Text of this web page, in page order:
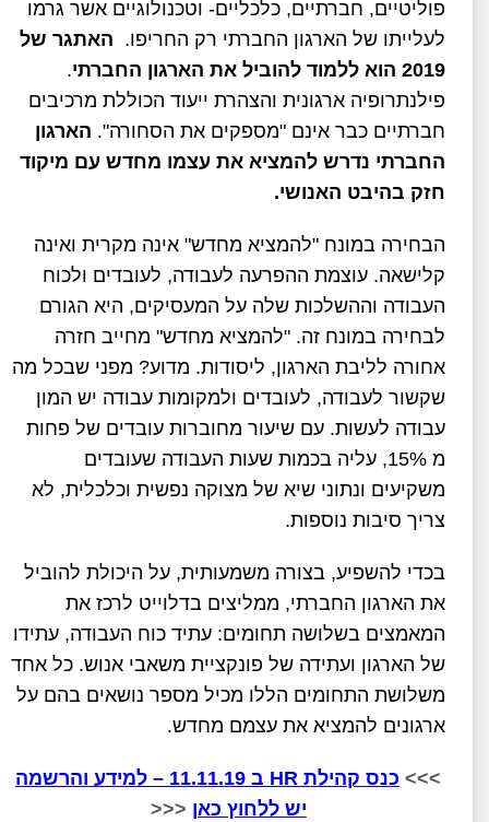
פוליטיים, חברתיים, כלכליים- וטכנולוגיים אשר גרמו
לעלייתו של הארגון החברתי רק החריפו.האתגר של
2019 הוא
ללמוד להוביל את הארגון החברתי.
פילנתרופיה ארגונית והצהרת ייעוד הכוללת מרכיבים
חברתיים כבר אינם "מספקים את הסחורה".הארגון
החברתי נדרש להמציא את עצמו מחדש עם מיקוד
חזק בהיבט האנושי.
הבחירה במונח "להמציא מחדש" אינה מקרית ואינה
קלישאה. עוצמת ההפרעה לעבודה, לעובדים ולכוח
העבודה וההשלכות שלה על המעסיקים, היא הגורם
לבחירה במונח זה. "להמציא מחדש" מחייב חזרה
אחורה לליבת הארגון, ליסודות. מדוע? מפני שבכל מה
שקשור לעבודה, לעובדים ולמקומות עבודה יש המון
עבודה לעשות. עם שיעור מחוברות עובדים של פחות
מ 15%, עליה בכמות שעות העבודה שעובדים
משקיעים ונתוני שיא של מצוקה נפשית וכלכלית, לא
צריך סיבות נוספות.
בכדי להשפיע, בצורה משמעותית, על היכולת להוביל
את הארגון החברתי, ממליצים בדלוייט לרכז את
המאמצים בשלושה תחומים: עתיד כוח העבודה, עתידו
של הארגון ועתידה של פונקציית משאבי אנוש. כל אחד
משלושת התחומים הללו מכיל מספר נושאים בהם על
ארגונים להמציא את עצמם מחדש.
>>>
כנס קהילת HR ב 11.11.19 – למידע והרשמה
יש ללחוץ כאן <<<